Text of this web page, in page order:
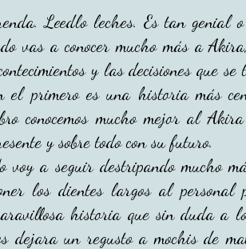
Leedlo leches. Es tan genial
vas a conocer mucho más a
y las decisiones que
el primero es una historia más
conocemos mucho mejor al
y sobre todo con su futuro.
voy a seguir destripando mucho
los dientes largos al
historia que sin duda a
dejara un regusto a mochis de